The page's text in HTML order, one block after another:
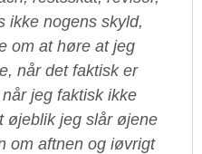
ikke nogens skyld,
om at høre at jeg
når det faktisk er
jeg faktisk ikke
øjeblik jeg slår øjene
om aftnen og iøvrigt